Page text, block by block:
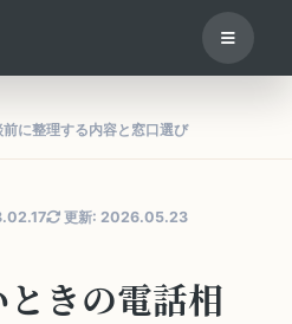
に整理する内容と窓口選び
更新: 2026.05.23
きの電話相